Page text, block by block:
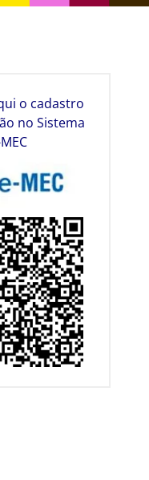
o cadastro
no Sistema